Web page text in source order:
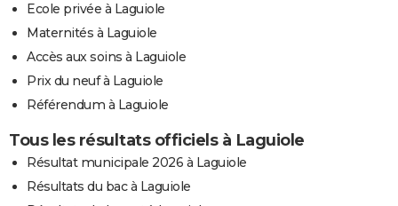
Ecole privée à Laguiole
Maternités à Laguiole
Accès aux soins à Laguiole
Prix du neuf à Laguiole
Référendum à Laguiole
Tous les résultats officiels à Laguiole
Résultat municipale 2026 à Laguiole
Résultats du bac à Laguiole